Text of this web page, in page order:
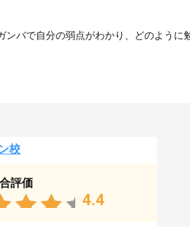
バで自分の弱点がわかり、どのように
校
評価
4.4